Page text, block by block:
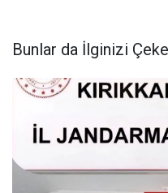
Bunlar da İlginizi